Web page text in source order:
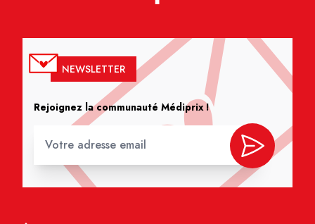
NEWSLETTER
Rejoignez la communauté Médiprix !